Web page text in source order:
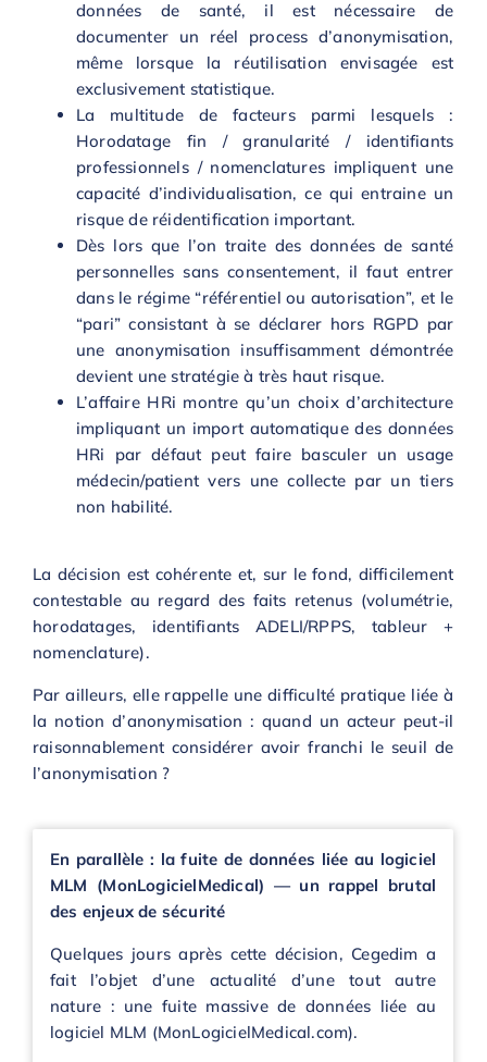
données de santé, il est nécessaire de
documenter un réel process d’anonymisation,
même lorsque la réutilisation envisagée est
exclusivement statistique.
La multitude de facteurs parmi lesquels :
Horodatage fin / granularité / identifiants
professionnels / nomenclatures impliquent une
capacité d’individualisation, ce qui entraine un
risque de réidentification important.
Dès lors que l’on traite des données de santé
personnelles sans consentement, il faut entrer
dans le régime “référentiel ou autorisation”, et le
“pari” consistant à se déclarer hors RGPD par
une anonymisation insuffisamment démontrée
devient une stratégie à très haut risque.
L’affaire HRi montre qu’un choix d’architecture
impliquant un import automatique des données
HRi par défaut peut faire basculer un usage
médecin/patient vers une collecte par un tiers
non habilité.
La décision est cohérente et, sur le fond, difficilement
contestable au regard des faits retenus (volumétrie,
horodatages, identifiants ADELI/RPPS, tableur +
nomenclature).
Par ailleurs, elle rappelle une difficulté pratique liée à
la notion d’anonymisation : quand un acteur peut-il
raisonnablement considérer avoir franchi le seuil de
l’anonymisation ?
En parallèle : la fuite de données liée au logiciel
MLM (MonLogicielMedical) — un rappel brutal
des enjeux de sécurité
Quelques jours après cette décision, Cegedim a
fait l’objet d’une actualité d’une tout autre
nature : une fuite massive de données liée au
logiciel MLM (MonLogicielMedical.com).